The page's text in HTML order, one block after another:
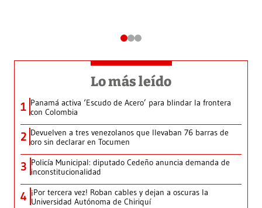
Lo más leído
1 Panamá activa ‘Escudo de Acero’ para blindar la frontera
con Colombia
2 Devuelven a tres venezolanos que llevaban 76 barras de
oro sin declarar en Tocumen
3 Policía Municipal: diputado Cedeño anuncia demanda de
inconstitucionalidad
4 ¡Por tercera vez! Roban cables y dejan a oscuras la
Universidad Autónoma de Chiriquí